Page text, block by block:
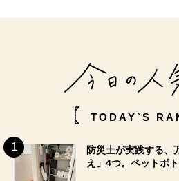
TODAY`S
防災士が実践する、
え」4つ。ペットボ